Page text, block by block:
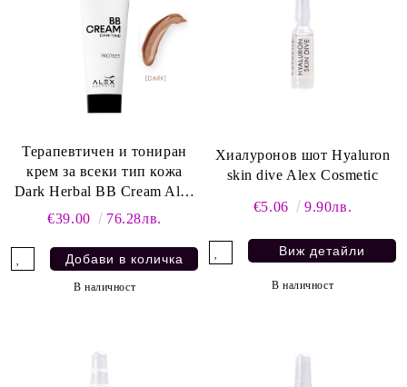
Терапевтичен и тониран
крем за всеки тип кожа
Dark Herbal BB Cream Alex
Cosmetic
€39.00 76.28лв.
В наличност
Хиалуронов шот Hyaluron
skin dive Alex Cosmetic
€5.06 9.90лв.
Виж детайли
В наличност